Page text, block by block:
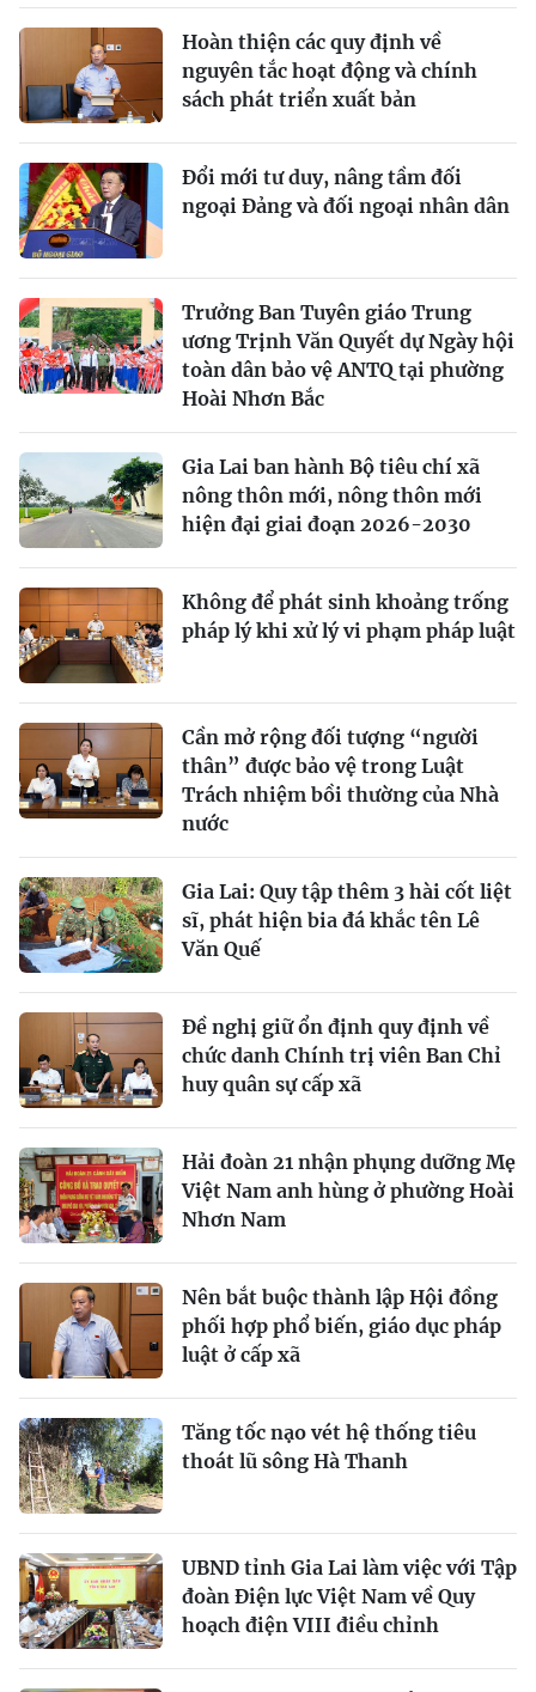
Hoàn thiện các quy định về
nguyên tắc hoạt động và chính
sách phát triển xuất bản
Đổi mới tư duy, nâng tầm đối
ngoại Đảng và đối ngoại nhân dân
Trưởng Ban Tuyên giáo Trung
ương Trịnh Văn Quyết dự Ngày hội
toàn dân bảo vệ ANTQ tại phường
Hoài Nhơn Bắc
Gia Lai ban hành Bộ tiêu chí xã
nông thôn mới, nông thôn mới
hiện đại giai đoạn 2026-2030
Không để phát sinh khoảng trống
pháp lý khi xử lý vi phạm pháp luật
Cần mở rộng đối tượng “người
thân” được bảo vệ trong Luật
Trách nhiệm bồi thường của Nhà
nước
Gia Lai: Quy tập thêm 3 hài cốt liệt
sĩ, phát hiện bia đá khắc tên Lê
Văn Quế
Đề nghị giữ ổn định quy định về
chức danh Chính trị viên Ban Chỉ
huy quân sự cấp xã
Hải đoàn 21 nhận phụng dưỡng Mẹ
Việt Nam anh hùng ở phường Hoài
Nhơn Nam
Nên bắt buộc thành lập Hội đồng
phối hợp phổ biến, giáo dục pháp
luật ở cấp xã
Tăng tốc nạo vét hệ thống tiêu
thoát lũ sông Hà Thanh
UBND tỉnh Gia Lai làm việc với Tập
đoàn Điện lực Việt Nam về Quy
hoạch điện VIII điều chỉnh